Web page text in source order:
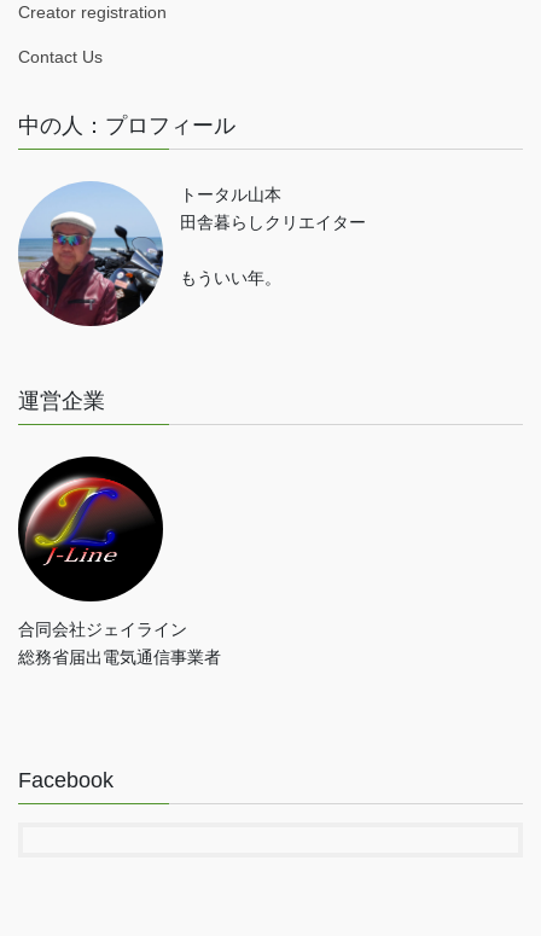
Creator registration
Contact Us
中の人：プロフィール
トータル山本
田舎暮らしクリエイター
もういい年。
運営企業
合同会社ジェイライン
総務省届出電気通信事業者
Facebook